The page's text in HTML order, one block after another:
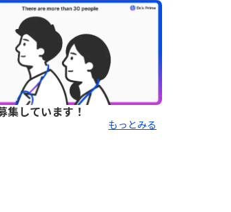
集しています！
もっとみる